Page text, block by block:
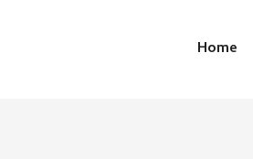
Home